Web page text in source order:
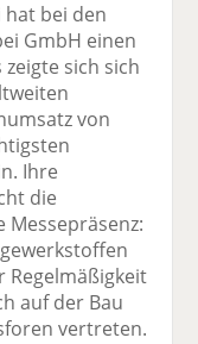
hat bei den
GmbH einen
sich sich
von
Ihre
die
Regelmäßigkeit
auf der Bau
vertreten.